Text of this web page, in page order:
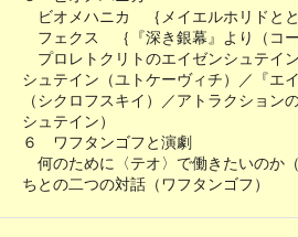
ビオメハニカ ｛メイエルホリドとと
フェクス ｛『深き銀幕』より（コー
プロレトクリトのエイゼンシュテイ
シュテイン（ユトケーヴィチ）／『エ
（シクロフスキイ）／アトラクション
シュテイン）
６ ワフタンゴフと演劇
何のために〈テオ〉で働きたいのか
ちとの二つの対話（ワフタンゴフ）